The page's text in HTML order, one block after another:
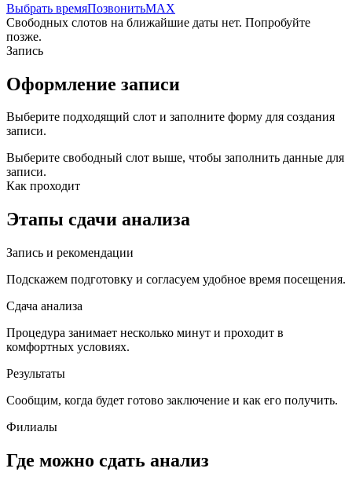
Выбрать времяПозвонитьMAX
Свободных слотов на ближайшие даты нет. Попробуйте
позже.
Запись
Оформление записи
Выберите подходящий слот и заполните форму для создания
записи.
Выберите свободный слот выше, чтобы заполнить данные для
записи.
Как проходит
Этапы сдачи анализа
Запись и рекомендации
Подскажем подготовку и согласуем удобное время посещения.
Сдача анализа
Процедура занимает несколько минут и проходит в
комфортных условиях.
Результаты
Сообщим, когда будет готово заключение и как его получить.
Филиалы
Где можно сдать анализ